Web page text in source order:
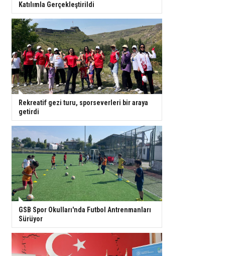
Katılımla Gerçekleştirildi
Rekreatif gezi turu, sporseverleri bir araya
getirdi
GSB Spor Okulları'nda Futbol Antrenmanları
Sürüyor